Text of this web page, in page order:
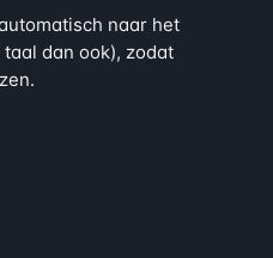
naar het
dan ook), zodat